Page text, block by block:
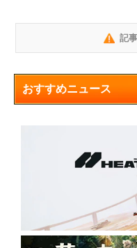
記
おすすめニュース